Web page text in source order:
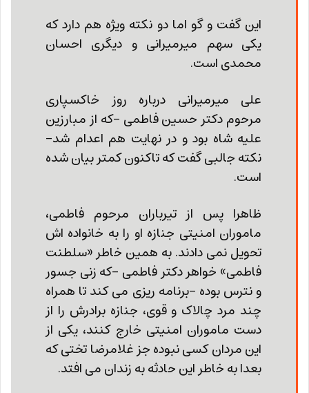
این گفت و گو اما دو نکته ویژه هم دارد که
یکی سهم میرمیرانی و دیگری احسان
محمدی است.
علی میرمیرانی درباره روز خاکسپاری
مرحوم دکتر حسین فاطمی -که از مبارزین
علیه شاه بود و در نهایت هم اعدام شد-
نکته جالبی گفت که تاکنون کمتر بیان شده
است.
ظاهرا پس از تیرباران مرحوم فاطمی،
ماموران امنیتی جنازه او را به خانواده اش
تحویل نمی دادند. به همین خاطر «سلطنت
فاطمی» خواهر دکتر فاطمی -که زنی جسور
و نترس بوده -برنامه ریزی می کند تا همراه
چند مرد چالاک و قوی، جنازه برادرش را از
دست ماموران امنیتی خارج کنند، یکی از
این مردان کسی نبوده جز غلامرضا تختی که
بعدا به خاطر این حادثه به زندان می افتد.